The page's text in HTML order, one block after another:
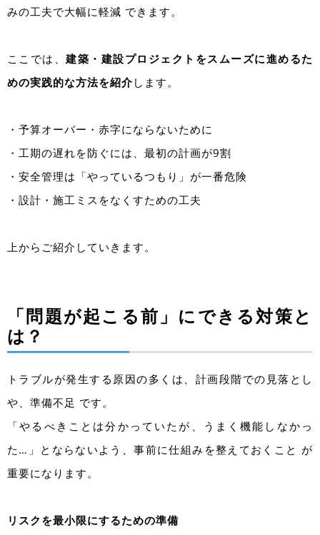
みの工夫で大幅に軽減 できます。
ここでは、建築・建設プロジェクトをスムーズに進めるた
めの実践的な方法を紹介 します。
・ 予算オーバー・赤字にならないために
・工期の遅れを防ぐには、最初の計画が9割
・安全管理は「やっているつもり」が一番危険
・設計・施工ミスをなくすための工夫
上からご紹介していきます。
「問題が起こる前」にできる対策と
は？
トラブルが発生する原因の多くは、計画段階での見落とし
や、準備不足 です。
「やるべきことは分かっていたが、うまく機能しなかっ
た…」とならないよう、事前に仕組みを整えておくこと が
重要になります。
リスクを最小限にするための準備